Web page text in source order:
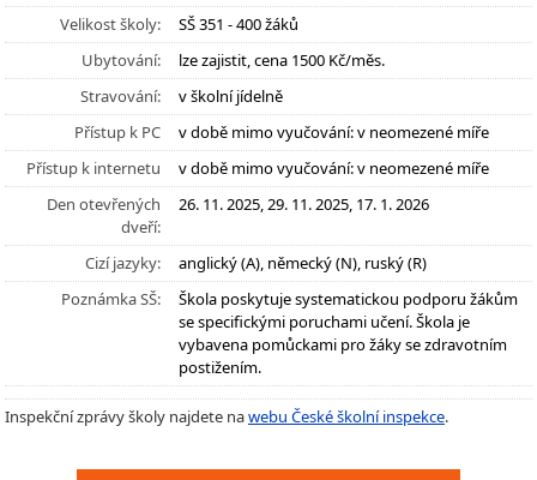
Velikost školy:
SŠ 351 - 400 žáků
Ubytování:
lze zajistit, cena 1500 Kč/měs.
Stravování:
v školní jídelně
Přístup k PC
v době mimo vyučování: v neomezené míře
Přístup k internetu
v době mimo vyučování: v neomezené míře
Den otevřených
dveří:
26. 11. 2025, 29. 11. 2025, 17. 1. 2026
Cizí jazyky:
anglický (A), německý (N), ruský (R)
Poznámka SŠ:
Škola poskytuje systematickou podporu žákům
se specifickými poruchami učení. Škola je
vybavena pomůckami pro žáky se zdravotním
postižením.
Inspekční zprávy školy najdete nawebu České školní inspekce.